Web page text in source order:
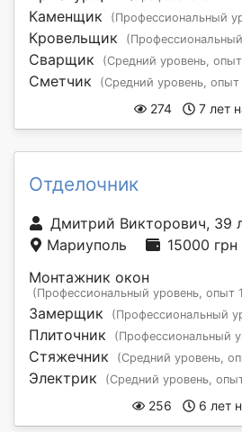
Каменщик (Профессиональный
Кровельщик
Сварщик (Средний уровень,
Сметчик (Средний уровень, опыт
274 7 лет
Отделочник
Дмитрий Викторович, 39
Мариуполь
15000 грн
Монтажник окон
(Профессиональный уровень, опыт
Замерщик (Профессиональный
Плиточник (Профессиональный
Стяжечник (Средний уровень,
Электрик (Средний уровень,
256 6 лет